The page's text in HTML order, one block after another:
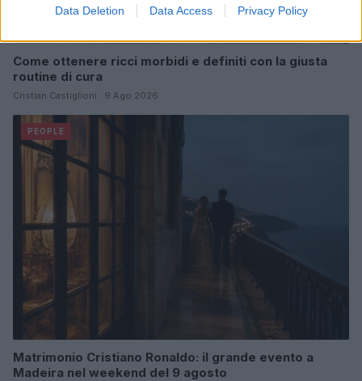
Data Deletion Data Access Privacy Policy
Come ottenere ricci morbidi e definiti con la giusta
routine di cura
Cristian Castiglioni · 9 Ago 2026
PEOPLE
Matrimonio Cristiano Ronaldo: il grande evento a
Madeira nel weekend del 9 agosto